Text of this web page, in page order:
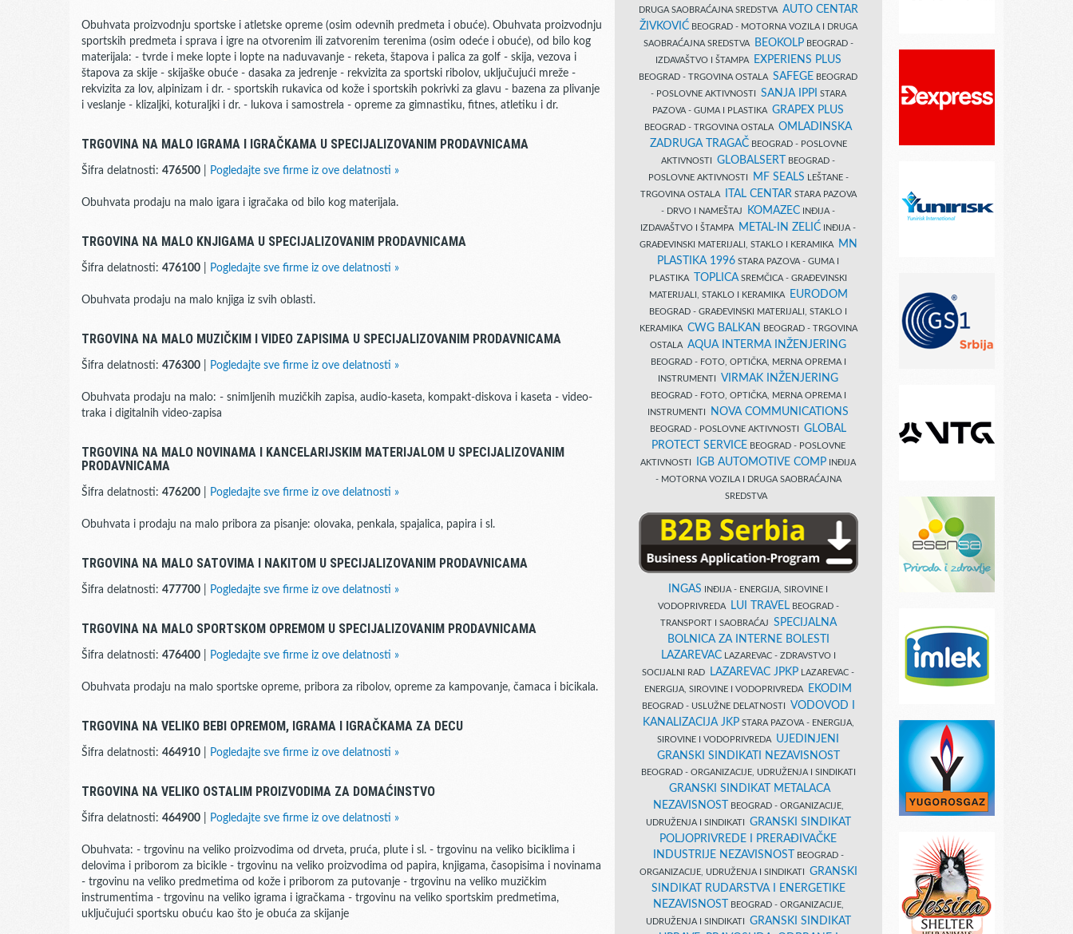
Obuhvata proizvodnju sportske i atletske opreme (osim odevnih predmeta i obuće). Obuhvata proizvodnju
sportskih predmeta i sprava i igre na otvorenim ili zatvorenim terenima (osim odeće i obuće), od bilo kog
materijala: - tvrde i meke lopte i lopte na naduvavanje - reketa, štapova i palica za golf - skija, vezova i
štapova za skije - skijaške obuće - dasaka za jedrenje - rekvizita za sportski ribolov, uključujući mreže -
rekvizita za lov, alpinizam i dr. - sportskih rukavica od kože i sportskih pokrivki za glavu - bazena za plivanje
i veslanje - klizaljki, koturaljki i dr. - lukova i samostrela - opreme za gimnastiku, fitnes, atletiku i dr.
TRGOVINA NA MALO IGRAMA I IGRAČKAMA U SPECIJALIZOVANIM PRODAVNICAMA
Šifra delatnosti: 476500 Pogledajte sve firme iz ove delatnosti »
Obuhvata prodaju na malo igara i igračaka od bilo kog materijala.
TRGOVINA NA MALO KNJIGAMA U SPECIJALIZOVANIM PRODAVNICAMA
Šifra delatnosti: 476100 Pogledajte sve firme iz ove delatnosti »
Obuhvata prodaju na malo knjiga iz svih oblasti.
TRGOVINA NA MALO MUZIČKIM I VIDEO ZAPISIMA U SPECIJALIZOVANIM PRODAVNICAMA
Šifra delatnosti: 476300 Pogledajte sve firme iz ove delatnosti »
Obuhvata prodaju na malo: - snimljenih muzičkih zapisa, audio-kaseta, kompakt-diskova i kaseta - video-
traka i digitalnih video-zapisa
TRGOVINA NA MALO NOVINAMA I KANCELARIJSKIM MATERIJALOM U SPECIJALIZOVANIM
PRODAVNICAMA
Šifra delatnosti: 476200 Pogledajte sve firme iz ove delatnosti »
Obuhvata i prodaju na malo pribora za pisanje: olovaka, penkala, spajalica, papira i sl.
TRGOVINA NA MALO SATOVIMA I NAKITOM U SPECIJALIZOVANIM PRODAVNICAMA
Šifra delatnosti: 477700 Pogledajte sve firme iz ove delatnosti »
TRGOVINA NA MALO SPORTSKOM OPREMOM U SPECIJALIZOVANIM PRODAVNICAMA
Šifra delatnosti: 476400 Pogledajte sve firme iz ove delatnosti »
Obuhvata prodaju na malo sportske opreme, pribora za ribolov, opreme za kampovanje, čamaca i bicikala.
TRGOVINA NA VELIKO BEBI OPREMOM, IGRAMA I IGRAČKAMA ZA DECU
Šifra delatnosti: 464910 Pogledajte sve firme iz ove delatnosti »
TRGOVINA NA VELIKO OSTALIM PROIZVODIMA ZA DOMAĆINSTVO
Šifra delatnosti: 464900 Pogledajte sve firme iz ove delatnosti »
Obuhvata: - trgovinu na veliko proizvodima od drveta, pruća, plute i sl. - trgovinu na veliko biciklima i
delovima i priborom za bicikle - trgovinu na veliko proizvodima od papira, knjigama, časopisima i novinama
- trgovinu na veliko predmetima od kože i priborom za putovanje - trgovinu na veliko muzičkim
instrumentima - trgovinu na veliko igrama i igračkama - trgovinu na veliko sportskim predmetima,
uključujući sportsku obuću kao što je obuća za skijanje
DRUGA SAOBRAĆAJNA SREDSTVA AUTO CENTAR
ŽIVKOVIĆBEOGRAD - MOTORNA VOZILA I DRUGA
SAOBRAĆAJNA SREDSTVA
BEOKOLPBEOGRAD -
IZDAVAŠTVO I ŠTAMPA
EXPERIENS PLUS
BEOGRAD - TRGOVINA OSTALA SAFEGE BEOGRAD
- POSLOVNE AKTIVNOSTI SANJA IPPI
STARA
PAZOVA - GUMA I PLASTIKA GRAPEX PLUS
BEOGRAD - TRGOVINA OSTALA OMLADINSKA
ZADRUGA TRAGAČBEOGRAD - POSLOVNE
AKTIVNOSTI GLOBALSERT
BEOGRAD -
POSLOVNE AKTIVNOSTI
MF SEALS LEŠTANE -
TRGOVINA OSTALA
ITAL CENTAR STARA PAZOVA
- DRVO I NAMEŠTAJ
KOMAZEC INĐIJA -
IZDAVAŠTVO I ŠTAMPA
METAL-IN ZELIĆ INĐIJA -
GRAĐEVINSKI MATERIJALI, STAKLO I KERAMIKA
MN
PLASTIKA 1996 STARA PAZOVA - GUMA I
PLASTIKA
TOPLICA SREMČICA - GRAĐEVINSKI
MATERIJALI, STAKLO I KERAMIKA
EURODOM
BEOGRAD - GRAĐEVINSKI MATERIJALI, STAKLO I
KERAMIKA CWG BALKAN
BEOGRAD - TRGOVINA
OSTALA AQUA INTERMA INŽENJERING
BEOGRAD - FOTO, OPTIČKA, MERNA OPREMA I
INSTRUMENTI VIRMAK INŽENJERING
BEOGRAD - FOTO, OPTIČKA, MERNA OPREMA I
INSTRUMENTI
NOVA COMMUNICATIONS
BEOGRAD - POSLOVNE AKTIVNOSTI GLOBAL
PROTECT SERVICE BEOGRAD - POSLOVNE
AKTIVNOSTI
IGB AUTOMOTIVE COMP INĐIJA
- MOTORNA VOZILA I DRUGA SAOBRAĆAJNA
SREDSTVA
INGAS INĐIJA - ENERGIJA, SIROVINE I
VODOPRIVREDA
LUI TRAVELBEOGRAD -
TRANSPORT I SAOBRAĆAJ SPECIJALNA
BOLNICA ZA INTERNE BOLESTI
LAZAREVACLAZAREVAC - ZDRAVSTVO I
SOCIJALNI RAD
LAZAREVAC JPKP LAZAREVAC -
ENERGIJA, SIROVINE I VODOPRIVREDA
EKODIM
BEOGRAD - USLUŽNE DELATNOSTI VODOVOD I
KANALIZACIJA JKPSTARA PAZOVA - ENERGIJA,
SIROVINE I VODOPRIVREDA UJEDINJENI
GRANSKI SINDIKATI NEZAVISNOST
BEOGRAD - ORGANIZACIJE, UDRUŽENJA I SINDIKATI
GRANSKI SINDIKAT METALACA
NEZAVISNOST
BEOGRAD - ORGANIZACIJE,
UDRUŽENJA I SINDIKATI GRANSKI SINDIKAT
POLJOPRIVREDE I PRERAĐIVAČKE
INDUSTRIJE NEZAVISNOST
BEOGRAD -
ORGANIZACIJE, UDRUŽENJA I SINDIKATI GRANSKI
SINDIKAT RUDARSTVA I ENERGETIKE
NEZAVISNOST
BEOGRAD - ORGANIZACIJE,
UDRUŽENJA I SINDIKATI GRANSKI SINDIKAT